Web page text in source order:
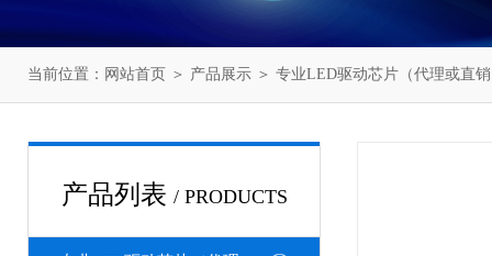
当前位置： 网站首页 ＞ 产品展示 ＞ 专业LED驱动芯片（代理或直
产品列表 / PRODUCTS